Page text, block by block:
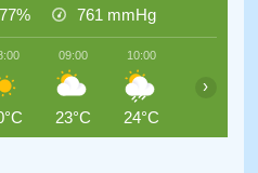
77% 761 mmHg
09:00
23°C
10:00
24°C
›